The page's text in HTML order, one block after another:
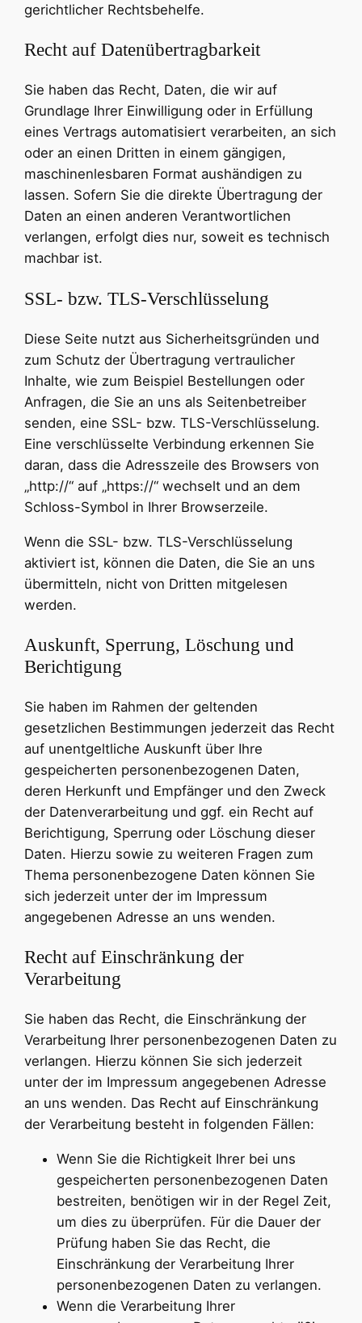
gerichtlicher Rechtsbehelfe.
Recht auf Datenübertragbarkeit
Sie haben das Recht, Daten, die wir auf
Grundlage Ihrer Einwilligung oder in Erfüllung
eines Vertrags automatisiert verarbeiten, an sich
oder an einen Dritten in einem gängigen,
maschinenlesbaren Format aushändigen zu
lassen. Sofern Sie die direkte Übertragung der
Daten an einen anderen Verantwortlichen
verlangen, erfolgt dies nur, soweit es technisch
machbar ist.
SSL- bzw. TLS-Verschlüsselung
Diese Seite nutzt aus Sicherheitsgründen und
zum Schutz der Übertragung vertraulicher
Inhalte, wie zum Beispiel Bestellungen oder
Anfragen, die Sie an uns als Seitenbetreiber
senden, eine SSL- bzw. TLS-Verschlüsselung.
Eine verschlüsselte Verbindung erkennen Sie
daran, dass die Adresszeile des Browsers von
„http://“ auf „https://“ wechselt und an dem
Schloss-Symbol in Ihrer Browserzeile.
Wenn die SSL- bzw. TLS-Verschlüsselung
aktiviert ist, können die Daten, die Sie an uns
übermitteln, nicht von Dritten mitgelesen
werden.
Auskunft, Sperrung, Löschung und
Berichtigung
Sie haben im Rahmen der geltenden
gesetzlichen Bestimmungen jederzeit das Recht
auf unentgeltliche Auskunft über Ihre
gespeicherten personenbezogenen Daten,
deren Herkunft und Empfänger und den Zweck
der Datenverarbeitung und ggf. ein Recht auf
Berichtigung, Sperrung oder Löschung dieser
Daten. Hierzu sowie zu weiteren Fragen zum
Thema personenbezogene Daten können Sie
sich jederzeit unter der im Impressum
angegebenen Adresse an uns wenden.
Recht auf Einschränkung der
Verarbeitung
Sie haben das Recht, die Einschränkung der
Verarbeitung Ihrer personenbezogenen Daten zu
verlangen. Hierzu können Sie sich jederzeit
unter der im Impressum angegebenen Adresse
an uns wenden. Das Recht auf Einschränkung
der Verarbeitung besteht in folgenden Fällen:
Wenn Sie die Richtigkeit Ihrer bei uns
gespeicherten personenbezogenen Daten
bestreiten, benötigen wir in der Regel Zeit,
um dies zu überprüfen. Für die Dauer der
Prüfung haben Sie das Recht, die
Einschränkung der Verarbeitung Ihrer
personenbezogenen Daten zu verlangen.
Wenn die Verarbeitung Ihrer